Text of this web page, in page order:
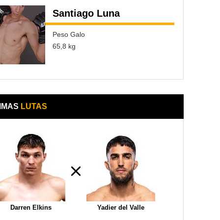
Santiago Luna
Peso Galo
65,8 kg
LUTAS
Darren Elkins Yadier del Valle